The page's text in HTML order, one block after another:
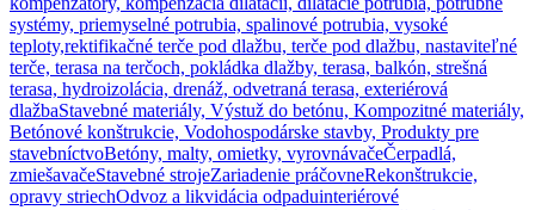
systémy, priemyselné potrubia, spalinové potrubia, vysoké
teploty,rektifikačné terče pod dlažbu, terče pod dlažbu, nastaviteľné
terče, terasa na terčoch, pokládka dlažby, terasa, balkón, strešná
terasa, hydroizolácia, drenáž, odvetraná terasa, exteriérová
dlažbaStavebné materiály, Výstuž do betónu, Kompozitné materiály,
Betónové konštrukcie, Vodohospodárske stavby, Produkty pre
stavebníctvoBetóny, malty, omietky, vyrovnávačeČerpadlá,
zmiešavačeStavebné strojeZariadenie práčovneRekonštrukcie,
opravy striechOdvoz a likvidácia odpaduinteriérové